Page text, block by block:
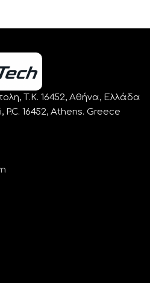
Τ.Κ. 16452, Αθήνα, Ελλάδα
16452, Athens. Greece